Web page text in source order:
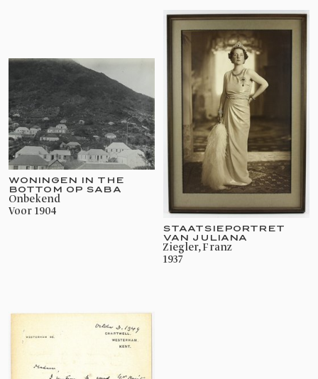
WONINGEN IN THE
BOTTOM OP SABA
onbekend
voor 1904
STAATSIEPORTRET
VAN JULIANA
Ziegler, Franz
1937